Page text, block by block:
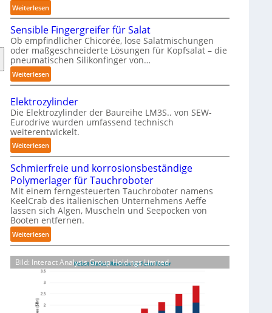
Weiterlesen:
M
a
g
a
z
i
n
-
B
e
l
a
d
u
n
g
f
ü
r
K
r
Sensible Fingergreifer für Salat
Ob empfindlicher Chicorée, lose Salatmischungen
oder maßgeschneiderte Lösungen für Kopfsalat – die
pneumatischen Silikonfinger von…
Weiterlesen:
S
n
s
i
b
l
e
F
i
n
g
e
r
g
r
e
Elektrozylinder
Die Elektrozylinder der Baureihe LM3S.. von SEW-
Eurodrive wurden umfassend technisch
weiterentwickelt.
Weiterlesen:
E
l
e
k
t
r
o
z
y
l
Schmierfreie und korrosionsbeständige
Polymerlager für Tauchroboter
Mit einem ferngesteuerten Tauchroboter namens
KeelCrab des italienischen Unternehmens Aeffe
lassen sich Algen, Muscheln und Seepocken von
Booten entfernen.
Weiterlesen:
S
c
h
Bild: Interact Analysis Group Holdings Limited